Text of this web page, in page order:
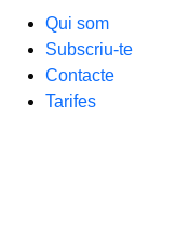
Qui som
Subscriu-te
Contacte
Tarifes